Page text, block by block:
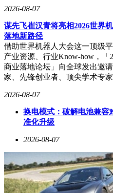
2026-08-07
谋先飞崔汉青将亮相2026世界
落地新路径
借助世界机器人大会这一顶级
产业资源、行业Know-how，「
商业落地论坛」向全球发出邀
家、先锋创业者、顶尖学术专
2026-08-07
换电模式：破解电池兼容
准化升级
2026-08-07